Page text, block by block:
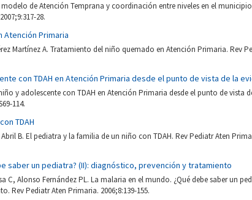
de Atención Temprana y coordinación entre niveles en el
28.
Atención Primaria
Martínez A. Tratamiento del niño quemado en Atención Primaria. Rev
con TDAH en Atención Primaria desde el punto de vista de la
y adolescente con TDAH en Atención Primaria desde el punto de vista
114.
TDAH
B. El pediatra y la familia de un niño con TDAH. Rev Pediatr Aten
saber un pediatra? (II): diagnóstico, prevención y tratamiento
C, Alonso Fernández PL. La malaria en el mundo. ¿Qué debe saber un
Rev Pediatr Aten Primaria. 2006;8:139-155.